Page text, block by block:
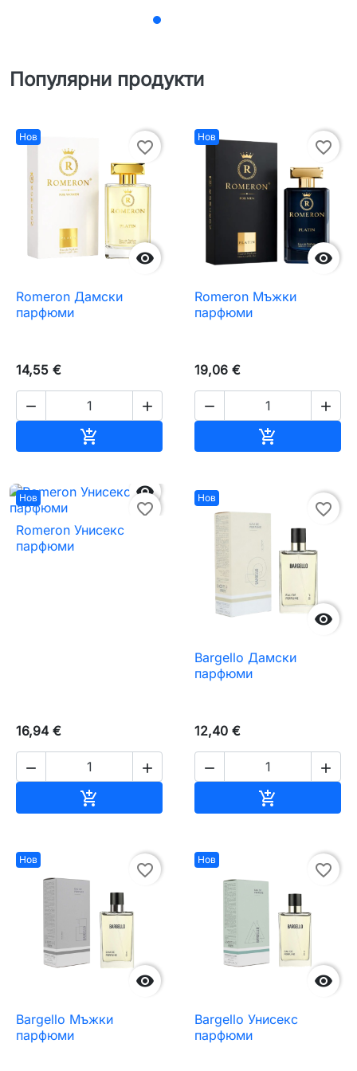
Популярни продукти
Нов

favorite_border
Romeron Дамски
парфюми
14,55 €
 

Нов

favorite_border
Romeron Мъжки
парфюми
19,06 €
 

Нов

favorite_border
Romeron Унисекс
парфюми
16,94 €
 

Нов

favorite_border
Bargello Дамски
парфюми
12,40 €
 

Нов

favorite_border
Bargello Мъжки
парфюми
Нов

favorite_border
Bargello Унисекс
парфюми